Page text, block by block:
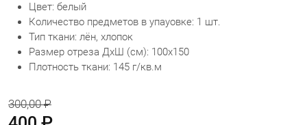
Цвет: белый
Количество предметов в упауовке: 1 шт.
Тип ткани: лён, хлопок
Размер отреза ДхШ (см): 100х150
Плотность ткани: 145 г/кв.м
300,00 ₽